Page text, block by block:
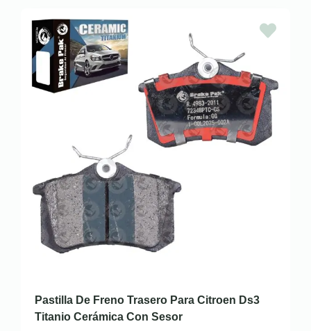
Pastilla De Freno Trasero Para Citroen Ds3
Titanio Cerámica Con Sesor